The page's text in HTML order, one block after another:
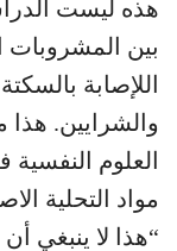
هذه ليست
بين المشروبات
اللإصابة
والشرايين.
العلوم
مواد التحلية
“هذا لا ينبغي